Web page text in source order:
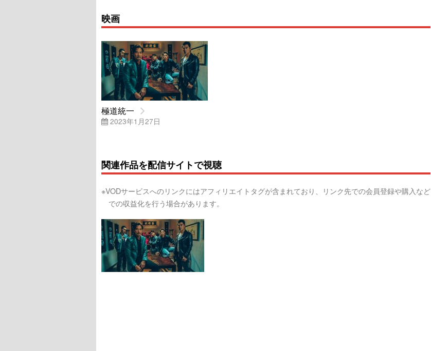
映画
極道統一
2023年1月27日
関連作品を配信サイトで視聴
※VODサービスへのリンクにはアフィリエイトタグが含まれており、リンク先での会員登録や購入など
での収益化を行う場合があります。